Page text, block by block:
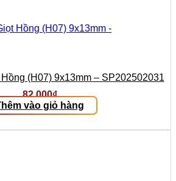
(H07) 9x13mm – SP202502031
82.000₫
vào giỏ hàng